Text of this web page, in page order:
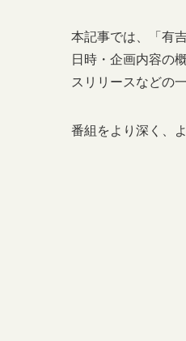
本記事では、「有
日時・企画内容の
スリリースなどの
番組をより深く、